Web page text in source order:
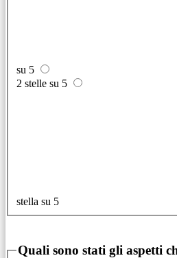
su 5
2 stelle su 5
stella su 5
Quali sono stati gli aspetti